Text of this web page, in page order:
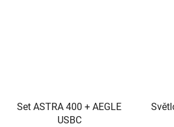
Set ASTRA 400 + AEGLE
USBC